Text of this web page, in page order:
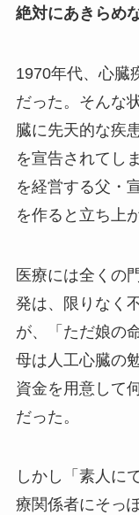
絶対にあきらめ
1970年代、心臓
だった。そんな
臓に先天的な疾
を宣告されてし
を経営する父・
を作ると立ち上
医療には全くの
発は、限りなく
が、「ただ娘の
母は人工心臓の
資金を用意して
だった。
しかし「素人に
療関係者にそっ